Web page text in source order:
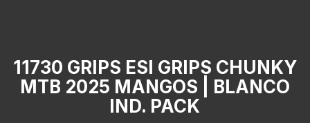
11730 GRIPS ESI GRIPS CHUNKY
MTB 2025 MANGOS | BLANCO
IND. PACK